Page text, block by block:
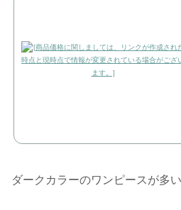
ダークカラーのワンピースが多